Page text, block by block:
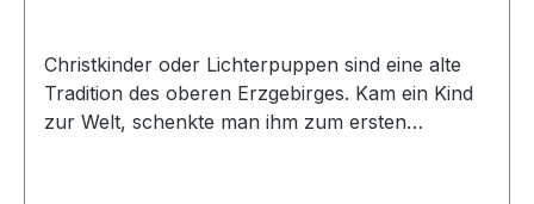
Christkinder oder Lichterpuppen sind eine alte
Tradition des oberen Erzgebirges. Kam ein Kind
zur Welt, schenkte man ihm zum ersten